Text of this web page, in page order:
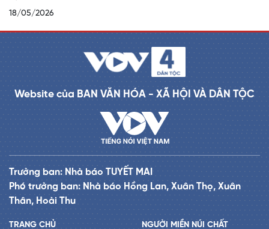
18/05/2026
Website của BAN VĂN HÓA - XÃ HỘI VÀ DÂN TỘC
Trưởng ban: Nhà báo TUYẾT MAI
Phó trưởng ban: Nhà báo Hồng Lan, Xuân Thọ, Xuân
Thân, Hoài Thu
TRANG CHỦ NGƯỜI MIỀN NÚI CHẤT